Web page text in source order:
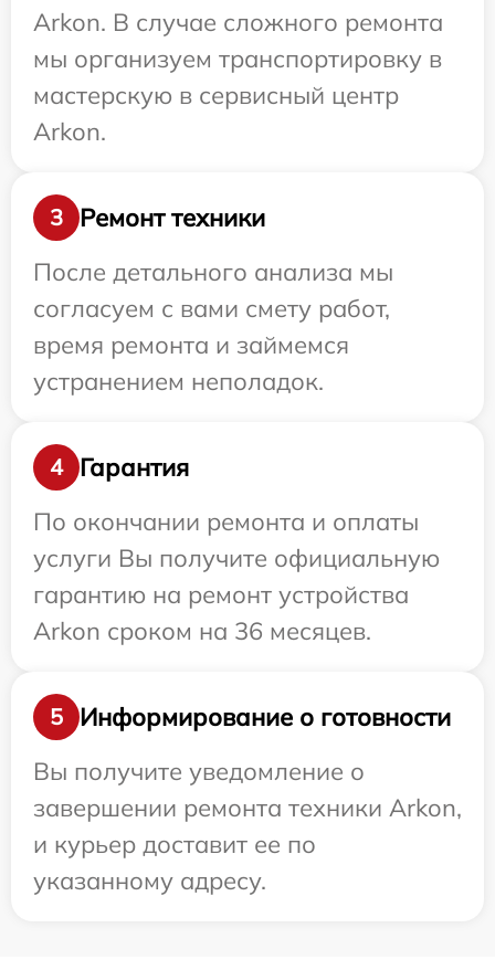
Arkon. В случае сложного ремонта
мы организуем транспортировку в
мастерскую в сервисный центр
Arkon.
3
Ремонт техники
После детального анализа мы
согласуем с вами смету работ,
время ремонта и займемся
устранением неполадок.
4
Гарантия
По окончании ремонта и оплаты
услуги Вы получите официальную
гарантию на ремонт устройства
Arkon сроком на 36 месяцев.
5
Информирование о готовности
Вы получите уведомление о
завершении ремонта техники Arkon,
и курьер доставит ее по
указанному адресу.